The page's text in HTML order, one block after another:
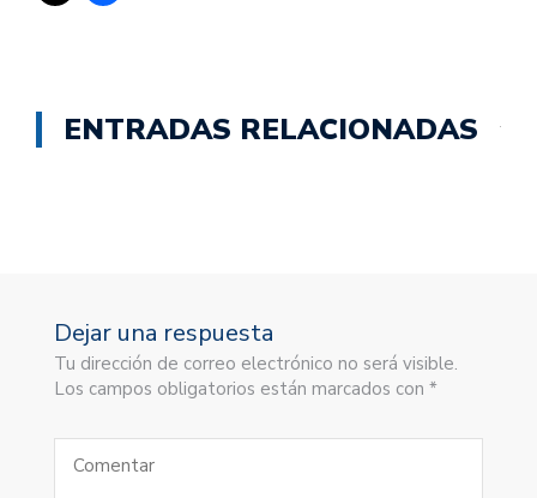
ENTRADAS RELACIONADAS
Dejar una respuesta
Tu dirección de correo electrónico no será visible.
Los campos obligatorios están marcados con *